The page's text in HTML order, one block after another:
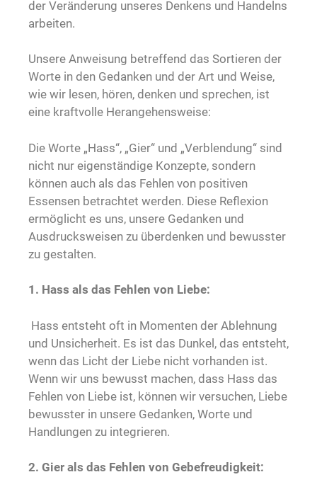
der Veränderung unseres Denkens und Handelns
arbeiten.
Unsere Anweisung betreffend das Sortieren der
Worte in den Gedanken und der Art und Weise,
wie wir lesen, hören, denken und sprechen, ist
eine kraftvolle Herangehensweise:
Die Worte „Hass“, „Gier“ und „Verblendung“ sind
nicht nur eigenständige Konzepte, sondern
können auch als das Fehlen von positiven
Essensen betrachtet werden. Diese Reflexion
ermöglicht es uns, unsere Gedanken und
Ausdrucksweisen zu überdenken und bewusster
zu gestalten.
1. Hass als das Fehlen von Liebe:
Hass entsteht oft in Momenten der Ablehnung
und Unsicherheit. Es ist das Dunkel, das entsteht,
wenn das Licht der Liebe nicht vorhanden ist.
Wenn wir uns bewusst machen, dass Hass das
Fehlen von Liebe ist, können wir versuchen, Liebe
bewusster in unsere Gedanken, Worte und
Handlungen zu integrieren.
2. Gier als das Fehlen von Gebefreudigkeit: